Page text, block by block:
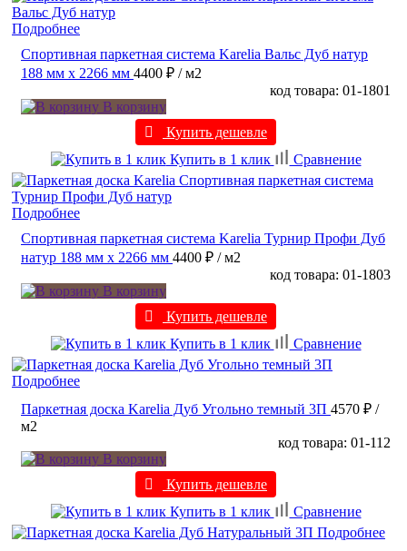
Подробнее
Спортивная паркетная система Karelia Вальс Дуб натур
188 мм х 2266 мм 4400 ₽ / м2
код товара: 01-1801
В корзину
Купить дешевле
Купить в 1 клик
Сравнение
Подробнее
Спортивная паркетная система Karelia Турнир Профи Дуб
натур 188 мм х 2266 мм 4400 ₽ / м2
код товара: 01-1803
В корзину
Купить дешевле
Купить в 1 клик
Сравнение
Подробнее
Паркетная доска Karelia Дуб Угольно темный 3П 4570 ₽ /
м2
код товара: 01-112
В корзину
Купить дешевле
Купить в 1 клик
Сравнение
Подробнее